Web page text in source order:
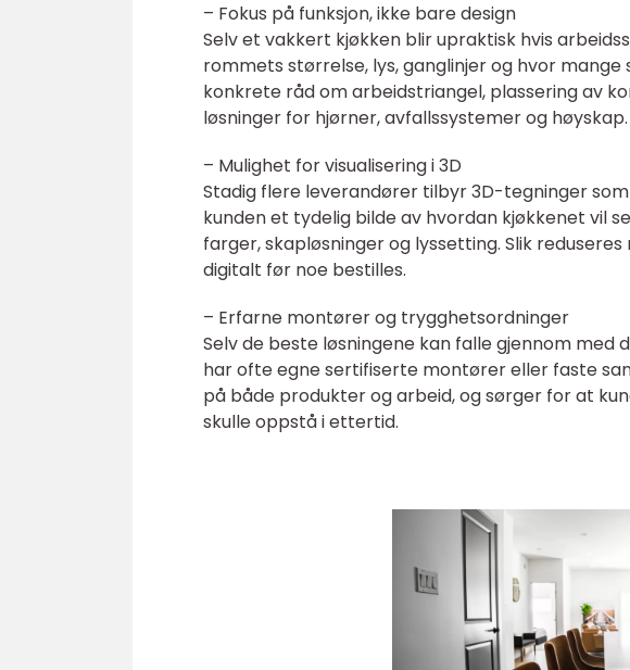
– Fokus på funksjon, ikke bare design
Selv et vakkert kjøkken blir upraktisk hvis
rommets størrelse, lys, ganglinjer og hvor
konkrete råd om arbeidstriangel, plassering av
løsninger for hjørner, avfallssystemer og høyskap.
– Mulighet for visualisering i 3D
Stadig flere leverandører tilbyr 3D-tegninger
kunden et tydelig bilde av hvordan kjøkkenet vil
farger, skapløsninger og lyssetting. Slik
digitalt før noe bestilles.
– Erfarne montører og trygghetsordninger
Selv de beste løsningene kan falle gjennom med
har ofte egne sertifiserte montører eller faste
på både produkter og arbeid, og sørger for at
skulle oppstå i ettertid.